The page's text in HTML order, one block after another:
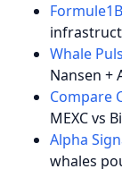
Whale
Nansen +
Compare
MEXC vs
Alpha
whales